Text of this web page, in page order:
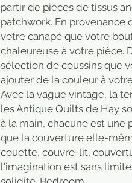
partir de pièces de tissus
patchwork. En provenance
votre canapé que votre
chaleureuse à votre pièce.
sélection de coussins que
ajouter de la couleur à
Avec la vague vintage, la
les Antique Quilts de Hay
à la main, chacune est une
que la couverture elle-
couette, couvre-lit,
l'imagination est sans